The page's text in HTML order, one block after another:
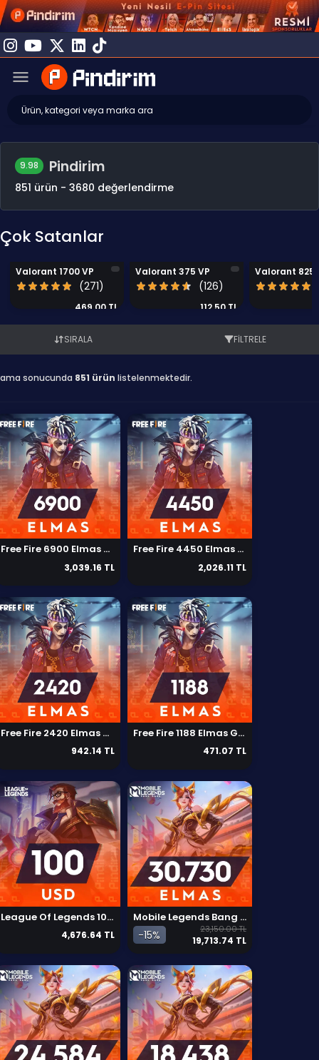
9.98 Pindirim
851 ürün - 3680 değerlendirme
Çok Satanlar
Valorant 1700 VP
(271)
469,00 TL
Valorant 375 VP
(126)
112,50 TL
Valorant 825
SIRALA FILTRELE
sonucunda 851 ürün listelenmektedir.
Free Fire 6900 Elmas Global
3,039.16 TL
Free Fire 4450 Elmas Global
2,026.11 TL
Free Fire 2420 Elmas Global
942.14 TL
Free Fire 1188 Elmas Global
471.07 TL
League Of Legends 100 USD Gift Card NA
4,676.64 TL
Mobile Legends Bang Bang 30730 Elmas
-15% 23,150.00 TL
19,713.74 TL